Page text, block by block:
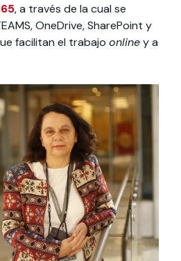
, a través de la cual se
OneDrive, SharePoint y
facilitan el trabajo onliney a